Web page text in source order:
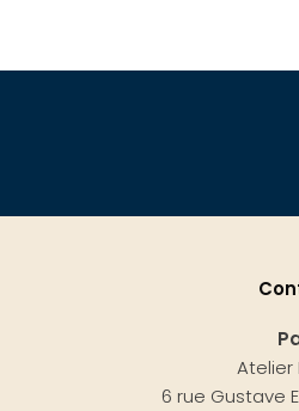
Atelier
6 rue Gustave